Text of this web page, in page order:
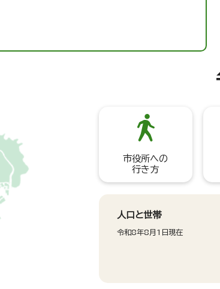
市役所への
行き方
人口と世帯
令和8年8月1日現在